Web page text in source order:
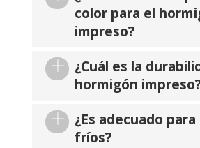
color para el
impreso?
¿Cuál es la
hormigón
¿Es adecuado
fríos?